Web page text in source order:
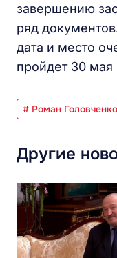
завершению
ряд
дата и место
пройдет 30
# Роман Головченко
Другие